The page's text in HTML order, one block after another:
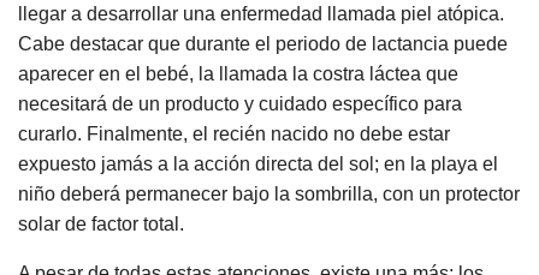
llegar a desarrollar una enfermedad llamada piel atópica.
Cabe destacar que durante el periodo de lactancia puede
aparecer en el bebé, la llamada la costra láctea que
necesitará de un producto y cuidado específico para
curarlo. Finalmente, el recién nacido no debe estar
expuesto jamás a la acción directa del sol; en la playa el
niño deberá permanecer bajo la sombrilla, con un protector
solar de factor total.